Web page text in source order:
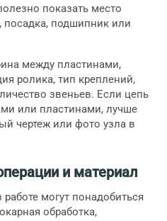
показать место
посадка, подшипник или
между пластинами,
ролика, тип креплений,
звеньев. Если цепь
или пластинами, лучше
чертеж или фото узла в
и материал
могут понадобиться
обработка,